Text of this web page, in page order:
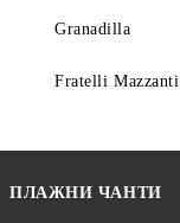
Granadilla
Fratelli Mazzanti
ПЛАЖНИ ЧАНТИ